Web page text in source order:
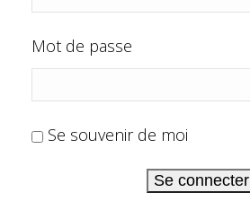
Mot de passe
Se souvenir de moi
Se connecter